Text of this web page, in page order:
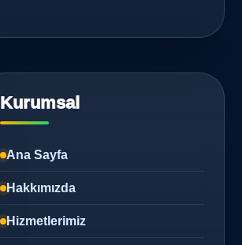
Kurumsal
Ana Sayfa
Hakkımızda
Hizmetlerimiz